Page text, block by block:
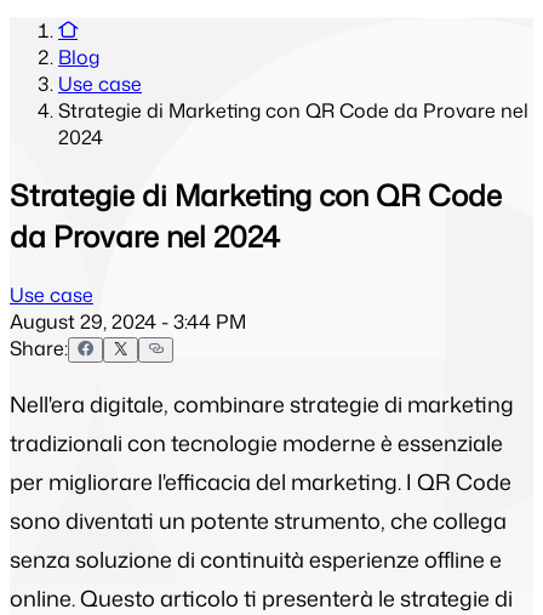
Blog
Use case
Strategie di Marketing con QR Code da Provare nel
2024
Strategie di Marketing con QR Code
da Provare nel 2024
Use case
August 29, 2024 - 3:44 PM
Share:
Nell'era digitale, combinare strategie di marketing
tradizionali con tecnologie moderne è essenziale
per migliorare l'efficacia del marketing. I QR Code
sono diventati un potente strumento, che collega
senza soluzione di continuità esperienze offline e
online. Questo articolo ti presenterà le strategie di